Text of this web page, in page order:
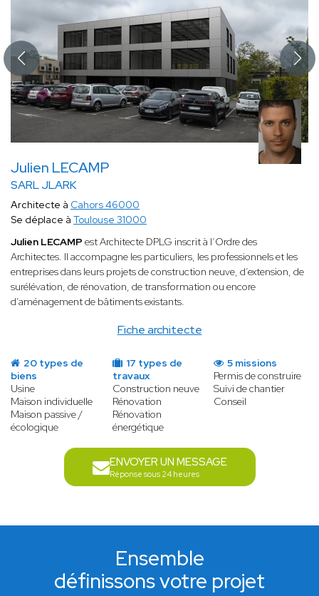
Julien LECAMP
SARL JLARK
Fiche architecte
Architecte à Cahors 46000
Se déplace à Toulouse 31000
Julien LECAMP est Architecte DPLG inscrit à l’Ordre des
Architectes. Il accompagne les particuliers, les professionnels et les
entreprises dans leurs projets de construction neuve, d’extension, de
surélévation, de rénovation, de transformation ou encore
d’aménagement de bâtiments existants.
20 types de
biens
Usine
Maison individuelle
Maison passive /
écologique
17 types de
travaux
Construction neuve
Rénovation
Rénovation
énergétique
5 missions
Permis de construire
Suivi de chantier
Conseil
ENVOYER UN MESSAGE
Réponse sous 24 heures
Ensemble
définissons votre projet